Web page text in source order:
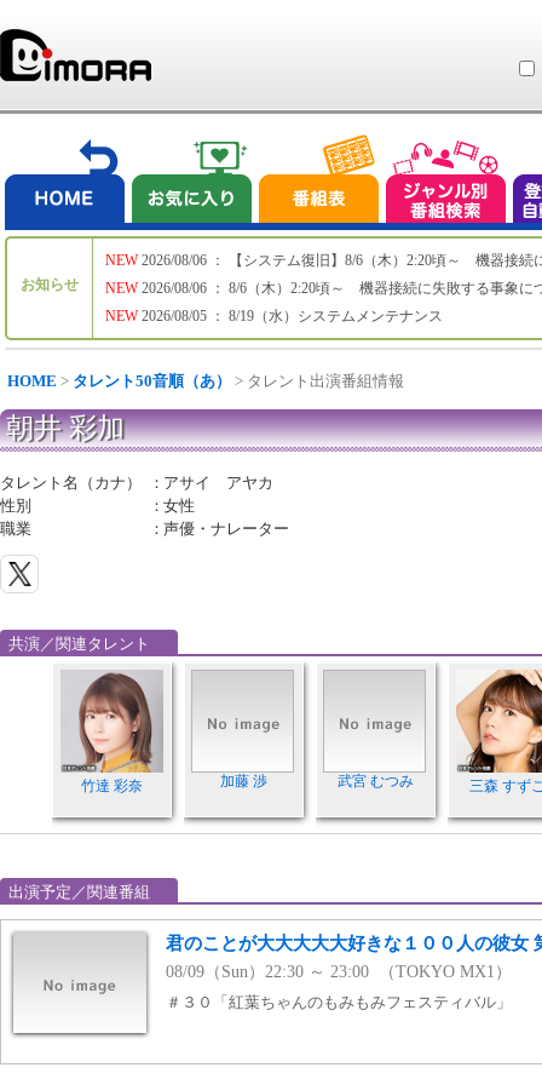
お知らせ
NEW
NEW
NEW
2026/08/06 ： 【システム復旧】8/6（木）2:20頃～ 機器接続
2026/08/06 ： 8/6（木）2:20頃～ 機器接続に失敗する事象に
2026/08/05 ： 8/19（水）システムメンテナンス
HOME > タレント50音順（あ） > タレント出演番組情報
朝井 彩加
タレント名（カナ） ： アサイ アヤカ
性別
：女性
職業
：声優・ナレーター
共演／関連タレント
竹達 彩奈 加藤 渉 武宮 むつみ 三森 すず
出演予定／関連番組
君のことが大大大大大好きな１００人の彼女
08/09（Sun）22:30 ～ 23:00 （TOKYO MX1）
＃３０「紅葉ちゃんのもみもみフェスティバル」